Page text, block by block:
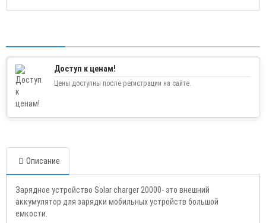
Доступ к ценам!
Цены доступны после регистрации на сайте.
Описание
Зарядное устройство Solar charger 20000- это внешний
аккумулятор для зарядки мобильных устройств большой
емкости.